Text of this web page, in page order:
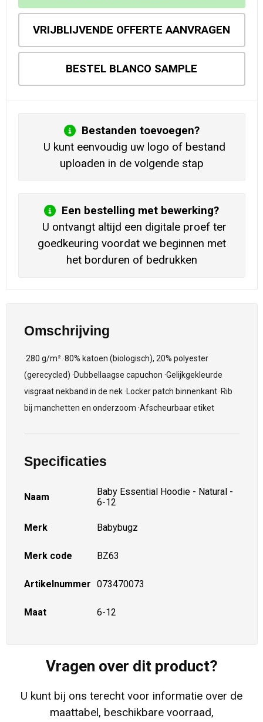
VRIJBLIJVENDE OFFERTE AANVRAGEN
BESTEL BLANCO SAMPLE
Bestanden toevoegen?
U kunt eenvoudig uw logo of bestand
uploaden in de volgende stap
Een bestelling met bewerking?
U ontvangt altijd een digitale proef ter
goedkeuring voordat we beginnen met
het borduren of bedrukken
Omschrijving
·280 g/m² ·80% katoen (biologisch), 20% polyester
(gerecycled) ·Dubbellaagse capuchon ·Gelijkgekleurde
visgraat nekband in de nek ·Locker patch binnenkant ·Rib
bij manchetten en onderzoom ·Afscheurbaar etiket
Specificaties
Naam
Baby Essential Hoodie - Natural -
6-12
Merk Babybugz
Merk code BZ63
Artikelnummer 073470073
Maat 6-12
Vragen over dit product?
U kunt bij ons terecht voor informatie over de
maattabel, beschikbare voorraad,